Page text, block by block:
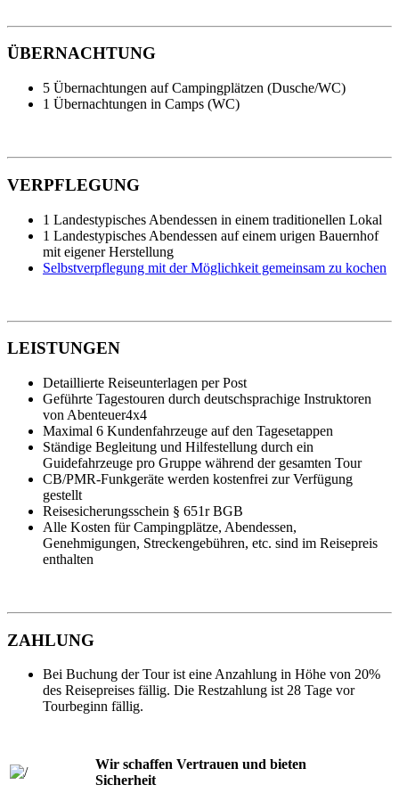
ÜBERNACHTUNG
5 Übernachtungen auf Campingplätzen (Dusche/WC)
1 Übernachtungen in Camps (WC)
VERPFLEGUNG
1 Landestypisches Abendessen in einem traditionellen Lokal
1 Landestypisches Abendessen auf einem urigen Bauernhof
mit eigener Herstellung
Selbstverpflegung mit der Möglichkeit gemeinsam zu kochen
LEISTUNGEN
Detaillierte Reiseunterlagen per Post
Geführte Tagestouren durch deutschsprachige Instruktoren
von Abenteuer4x4
Maximal 6 Kundenfahrzeuge auf den Tagesetappen
Ständige Begleitung und Hilfestellung durch ein
Guidefahrzeuge pro Gruppe während der gesamten Tour
CB/PMR-Funkgeräte werden kostenfrei zur Verfügung
gestellt
Reisesicherungsschein § 651r BGB
Alle Kosten für Campingplätze, Abendessen,
Genehmigungen, Streckengebühren, etc. sind im Reisepreis
enthalten
ZAHLUNG
Bei Buchung der Tour ist eine Anzahlung in Höhe von 20%
des Reisepreises fällig. Die Restzahlung ist 28 Tage vor
Tourbeginn fällig.
Wir schaffen Vertrauen und bieten
Sicherheit